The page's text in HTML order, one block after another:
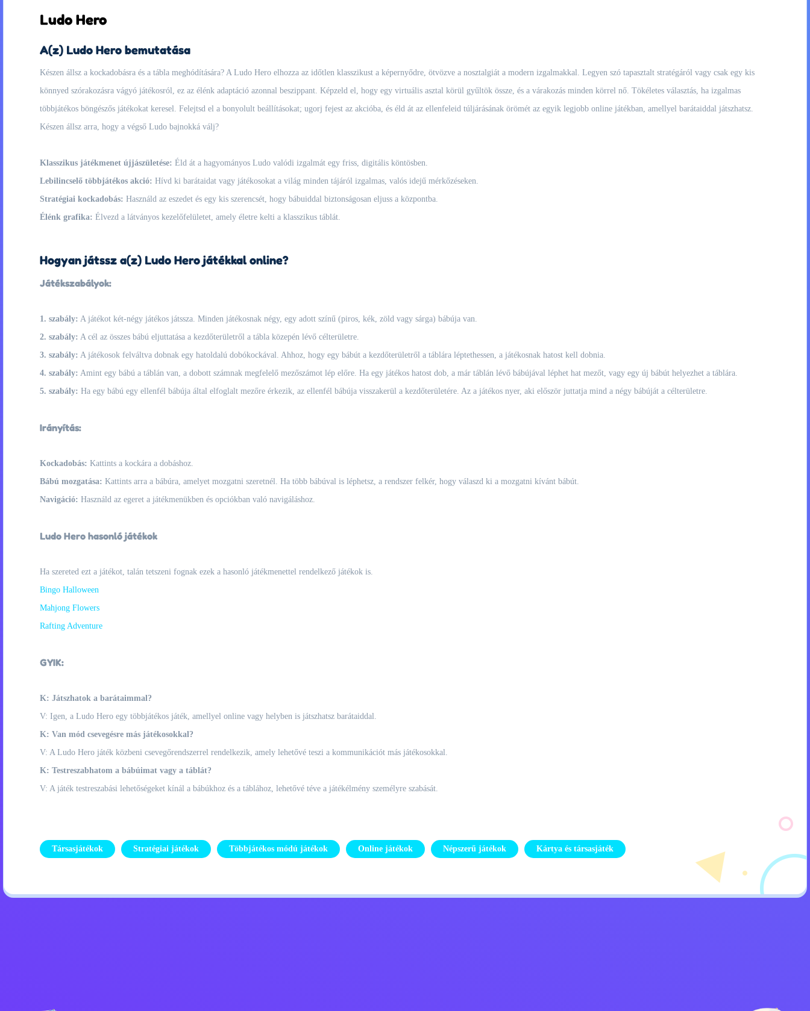
Ludo Hero
A(z) Ludo Hero bemutatása
Készen állsz a kockadobásra és a tábla meghódítására? A Ludo Hero elhozza az időtlen klasszikust a képernyődre, ötvözve a nosztalgiát a modern izgalmakkal. Legyen szó tapasztalt stratégáról vagy csak egy kis
könnyed szórakozásra vágyó játékosról, ez az élénk adaptáció azonnal beszippant. Képzeld el, hogy egy virtuális asztal körül gyűltök össze, és a várakozás minden körrel nő. Tökéletes választás, ha izgalmas
többjátékos böngészős játékokat keresel. Felejtsd el a bonyolult beállításokat; ugorj fejest az akcióba, és éld át az ellenfeleid túljárásának örömét az egyik legjobb online játékban, amellyel barátaiddal játszhatsz.
Készen állsz arra, hogy a végső Ludo bajnokká válj?
Klasszikus játékmenet újjászületése: Éld át a hagyományos Ludo valódi izgalmát egy friss, digitális köntösben.
Lebilincselő többjátékos akció: Hívd ki barátaidat vagy játékosokat a világ minden tájáról izgalmas, valós idejű mérkőzéseken.
Stratégiai kockadobás: Használd az eszedet és egy kis szerencsét, hogy bábuiddal biztonságosan eljuss a központba.
Élénk grafika: Élvezd a látványos kezelőfelületet, amely életre kelti a klasszikus táblát.
Hogyan játssz a(z) Ludo Hero játékkal online?
Játékszabályok:
1. szabály: A játékot két-négy játékos játssza. Minden játékosnak négy, egy adott színű (piros, kék, zöld vagy sárga) bábúja van.
2. szabály: A cél az összes bábú eljuttatása a kezdőterületről a tábla közepén lévő célterületre.
3. szabály: A játékosok felváltva dobnak egy hatoldalú dobókockával. Ahhoz, hogy egy bábút a kezdőterületről a táblára léptethessen, a játékosnak hatost kell dobnia.
4. szabály: Amint egy bábú a táblán van, a dobott számnak megfelelő mezőszámot lép előre. Ha egy játékos hatost dob, a már táblán lévő bábújával léphet hat mezőt, vagy egy új bábút helyezhet a táblára.
5. szabály: Ha egy bábú egy ellenfél bábúja által elfoglalt mezőre érkezik, az ellenfél bábúja visszakerül a kezdőterületére. Az a játékos nyer, aki először juttatja mind a négy bábúját a célterületre.
Irányítás:
Kockadobás: Kattints a kockára a dobáshoz.
Bábú mozgatása: Kattints arra a bábúra, amelyet mozgatni szeretnél. Ha több bábúval is léphetsz, a rendszer felkér, hogy válaszd ki a mozgatni kívánt bábút.
Navigáció: Használd az egeret a játékmenükben és opciókban való navigáláshoz.
Ludo Hero hasonló játékok
Ha szereted ezt a játékot, talán tetszeni fognak ezek a hasonló játékmenettel rendelkező játékok is.
Bingo Halloween
Mahjong Flowers
Rafting Adventure
GYIK:
K: Játszhatok a barátaimmal?
V: Igen, a Ludo Hero egy többjátékos játék, amellyel online vagy helyben is játszhatsz barátaiddal.
K: Van mód csevegésre más játékosokkal?
V: A Ludo Hero játék közbeni csevegőrendszerrel rendelkezik, amely lehetővé teszi a kommunikációt más játékosokkal.
K: Testreszabhatom a bábúimat vagy a táblát?
V: A játék testreszabási lehetőségeket kínál a bábúkhoz és a táblához, lehetővé téve a játékélmény személyre szabását.
Társasjátékok Stratégiai játékok Többjátékos módú játékok Online játékok Népszerű játékok Kártya és társasjáték